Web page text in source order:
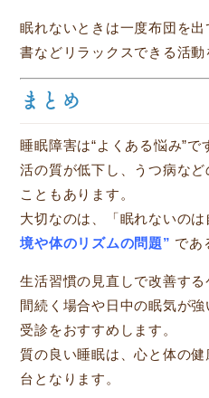
眠れないときは一度布団を
書などリラックスできる活動
まとめ
睡眠障害は“よくある悩み”
活の質が低下し、うつ病な
こともあります。
大切なのは、「眠れないの
境や体のリズムの問題” であ
生活習慣の見直しで改善す
間続く場合や日中の眠気が
受診をおすすめします。
質の良い睡眠は、心と体の
台となります。